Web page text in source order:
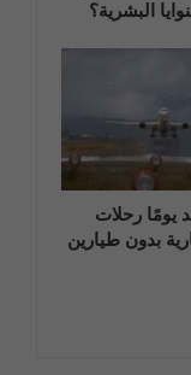
البشرية؟
رحلات
بدون طيارين